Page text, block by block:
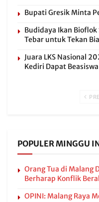
Bupati Gresik Minta
Budidaya Ikan Bioflok
Tebar untuk Tekan
Juara LKS Nasional
Kediri Dapat
POPULER MINGGU
Orang Tua di Malang
Berharap Konflik
OPINI: Malang Raya